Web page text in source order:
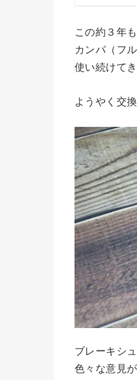
この約３年
カンパ（フ
使い続けてき
ようやく交
ブレーキシ
色々な意見